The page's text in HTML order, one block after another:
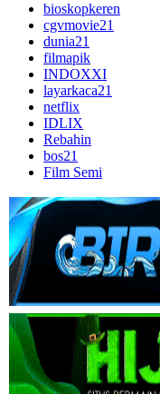
bioskopkeren
cgvmovie21
dunia21
filmapik
INDOXXI
layarkaca21
netflix
IDLIX
Rebahin
bos21
Film Semi